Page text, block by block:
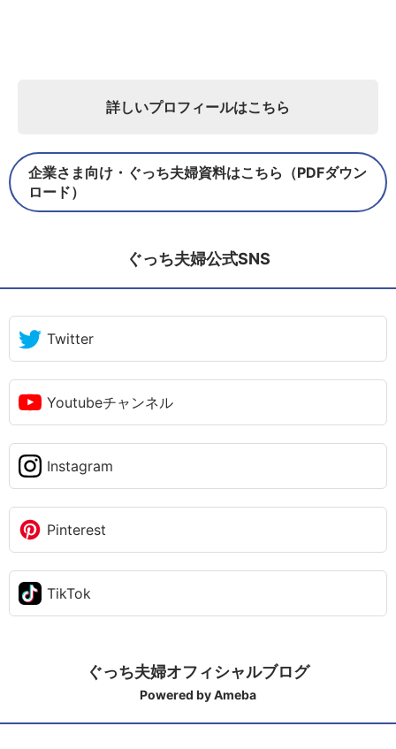
詳しいプロフィールはこちら
企業さま向け・ぐっち夫婦資料はこちら（PDFダウン
ロード）
ぐっち夫婦公式SNS
Twitter
Youtubeチャンネル
Instagram
Pinterest
TikTok
ぐっち夫婦オフィシャルブログ
Powered by Ameba